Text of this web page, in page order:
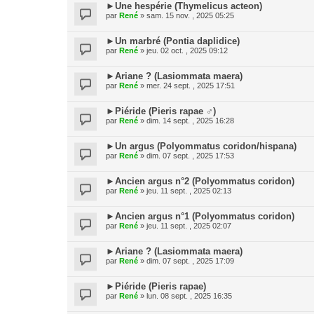
►Une hespérie (Thymelicus acteon)
par René » sam. 15 nov. , 2025 05:25
►Un marbré (Pontia daplidice)
par René » jeu. 02 oct. , 2025 09:12
►Ariane ? (Lasiommata maera)
par René » mer. 24 sept. , 2025 17:51
►Piéride (Pieris rapae ♂)
par René » dim. 14 sept. , 2025 16:28
►Un argus (Polyommatus coridon/hispana)
par René » dim. 07 sept. , 2025 17:53
►Ancien argus n°2 (Polyommatus coridon)
par René » jeu. 11 sept. , 2025 02:13
►Ancien argus n°1 (Polyommatus coridon)
par René » jeu. 11 sept. , 2025 02:07
►Ariane ? (Lasiommata maera)
par René » dim. 07 sept. , 2025 17:09
►Piéride (Pieris rapae)
par René » lun. 08 sept. , 2025 16:35